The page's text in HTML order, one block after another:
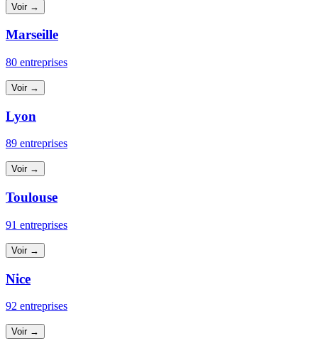
Voir →
Marseille
80 entreprises
Voir →
Lyon
89 entreprises
Voir →
Toulouse
91 entreprises
Voir →
Nice
92 entreprises
Voir →